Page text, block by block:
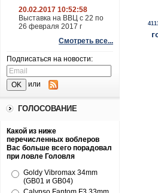
20.02.2017 10:52:58
Выставка на ВВЦ с 22 по
26 февраля 2017 г
Смотреть все...
Подписаться на новости:
или
ГОЛОСОВАНИЕ
Какой из ниже
перечисленных воблеров
Вас больше всего порадовал
при ловле Головля
Goldy Vibromax 34mm
(GB01 и GB04)